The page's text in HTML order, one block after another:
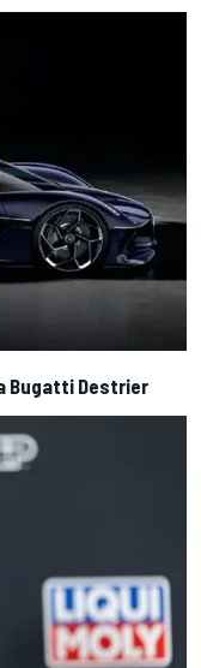
Bugatti Destrier